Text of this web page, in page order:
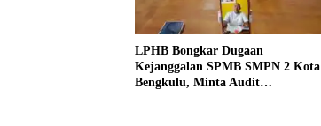
LPHB Bongkar Dugaan
Kejanggalan SPMB SMPN 2 Kota
Bengkulu, Minta Audit